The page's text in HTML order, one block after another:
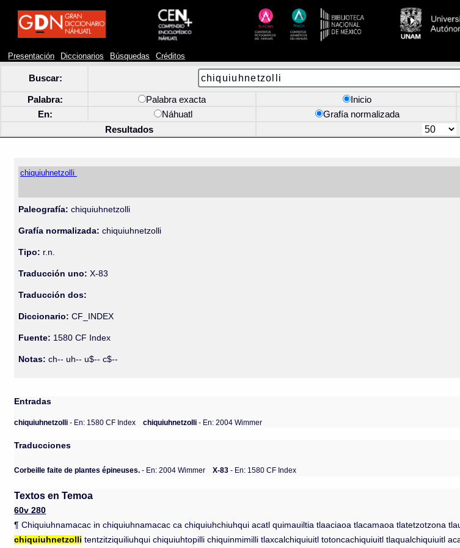
Presentación Diccionarios Búsquedas Créditos
Buscar:
Palabra: Palabra exacta Inicio
En:
Náhuatl Grafía normalizada
Resultados
chiquiuhnetzolli
Paleografía: chiquiuhnetzolli
Grafía normalizada: chiquiuhnetzolli
Tipo: r.n.
Traducción uno: X-83
Traducción dos:
Diccionario:CF_INDEX
Fuente: 1580 CF Index
Notas: ch-- uh-- u$-- c$--
Entradas
chiquiuhnetzolli- En: 1580 CF Index chiquiuhnetzolli- En: 2004 Wimmer
Traducciones
Corbeille faite de plantes épineuses. - En: 2004 Wimmer X-83 - En: 1580 CF Index
Textos en Temoa
60v 280
¶ Chiquiuhnamacac in chiquiuhnamacac ca chiquiuhchiuhqui acatl quimauiltia tlaaciaoa tlacamaoa tlatetzotzona
chiquiuhnetzolli tentzitziquiliuhqui chiquiuhtopilli chiquinmimilli tlaxcalchiquiuitl totoncachiquiuitl tlaqualchiquiuitl